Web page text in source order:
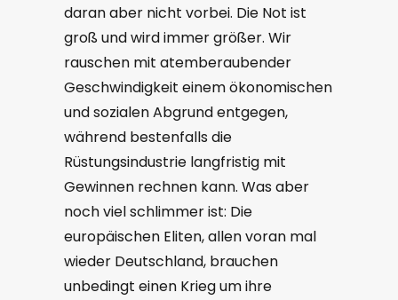
daran aber nicht vorbei. Die Not ist
groß und wird immer größer. Wir
rauschen mit atemberaubender
Geschwindigkeit einem ökonomischen
und sozialen Abgrund entgegen,
während bestenfalls die
Rüstungsindustrie langfristig mit
Gewinnen rechnen kann. Was aber
noch viel schlimmer ist: Die
europäischen Eliten, allen voran mal
wieder Deutschland, brauchen
unbedingt einen Krieg um ihre